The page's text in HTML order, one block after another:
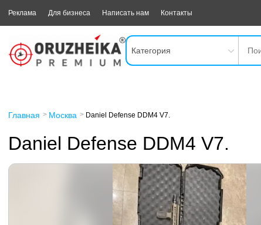
Реклама Для бизнеса Написать нам Контакты
Категория
Главная Москва Daniel Defense DDM4 V7.
Daniel Defense DDM4 V7.